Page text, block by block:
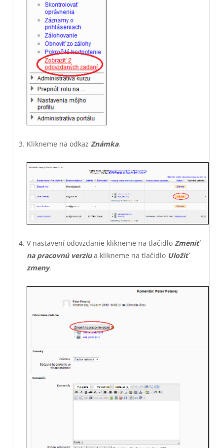
Klikneme na odkaz Známka.
V nastavení odovzdanie klikneme na tlačidlo Zmeniť
na pracovnú verziua klikneme na tlačidlo Uložiť
zmeny.